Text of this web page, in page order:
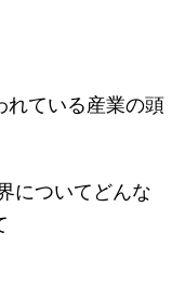
れている産業の頭
についてどんな